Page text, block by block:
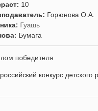
10
Горюнова О.А.
Гуашь
Бумага
победителя
конкурс